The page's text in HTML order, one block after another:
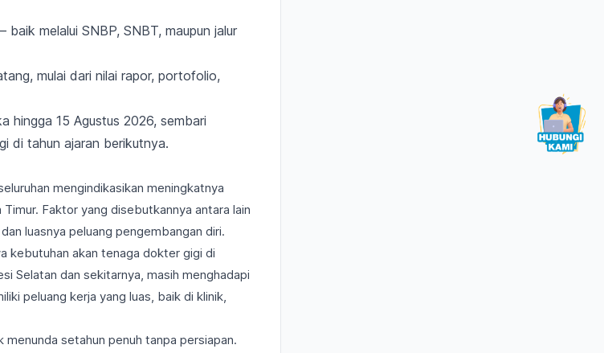
melalui SNBP, SNBT, maupun jalur
mulai dari nilai rapor, portofolio,
hingga 15 Agustus 2026, sembari
di tahun ajaran berikutnya.
mengindikasikan meningkatnya
Faktor yang disebutkannya antara lain
luasnya peluang pengembangan diri.
kebutuhan akan tenaga dokter gigi di
Selatan dan sekitarnya, masih menghadapi
peluang kerja yang luas, baik di klinik,
menunda setahun penuh tanpa persiapan.